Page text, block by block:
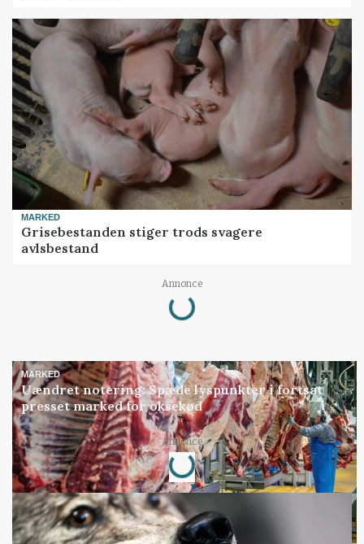
MARKED
Grisebestanden stiger trods svagere
avlsbestand
Annonce
Loading...
MARKED
Uændret notering: Spæde lyspunkter i fortsat
presset marked for oksekød
Annonce
Loading...